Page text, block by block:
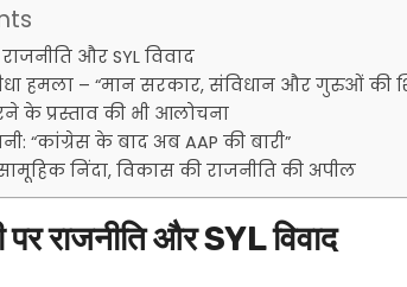
और SYL विवाद
हमला – “मान सरकार, संविधान और गुरुओं की
के प्रस्ताव की भी आलोचना
“कांग्रेस के बाद अब AAP की बारी”
निंदा, विकास की राजनीति की अपील
पर राजनीति और SYL विवाद